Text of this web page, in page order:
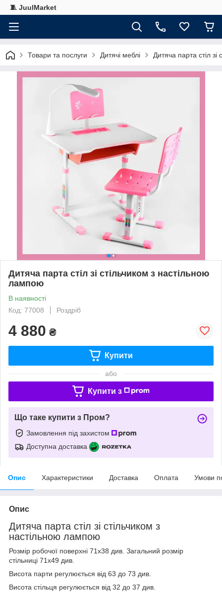
🧵 JuulMarket
Товари та послуги Дитячі меблі Дитяча парта стіл
Дитяча парта стіл зі стільчиком з настільною
лампою
В наявності
Код: 77008
Роздріб
4 880 ₴
Купити
або
Купити з
Що таке купити з Пром?
Замовлення під захистом
Доступна доставка
Опис Характеристики Доставка Оплата Умови
Опис
Дитяча парта стіл зі стільчиком з
настільною лампою
Розмір робочої поверхні 71х38 див. Загальний розмір
стільниці 71х49 див.
Висота парти регулюється від 63 до 73 див.
Висота стільця регулюється від 32 до 37 див.